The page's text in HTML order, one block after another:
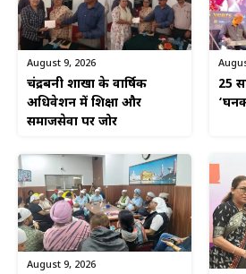
August 9, 2026
चंद्रबनी शाखा के वार्षिक
अधिवेशन में शिक्षा और
समाजसेवा पर जोर
25
August 9, 2026